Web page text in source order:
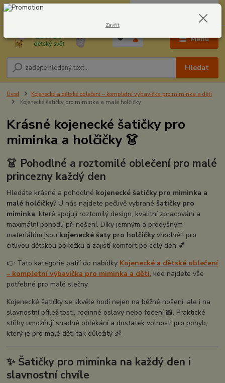
Menu
Hledat
604278943 0,00 Kč
Úvod
Kojenecké a dětské oblečení – kompletní výbavička pro miminka a děti
Kojenecké šatičky pro miminka a malé holčičky
Krásné kojenecké šatičky pro
miminka a holčičky 👗
👗 Pohodlné a roztomilé oblečení pro malé
princezny každý den
Hledáte krásné a pohodlné kojenecké šatičky pro miminka a
malé holčičky? U nás najdete pečlivě vybrané šatičky pro
miminka, které spojují roztomilý design, kvalitní zpracování a
maximální pohodlí při nošení. Díky jemným a prodyšným
materiálům jsou kojenecké šaty pro holčičkyvhodné i pro
citlivou dětskou pokožku a zajistí komfort po celý den 💕
👉 Tato kategorie patří do nabídky Kojenecké a dětské oblečení
– kompletní výbavička pro miminka a děti, kde najdete vše
potřebné pro malé slečny.
Kojenecké šatičky se skvěle hodí nejen na běžné nošení, ale i na
slavnostní příležitosti, rodinné oslavy nebo focení 📸. Praktické
střihy umožňují snadné oblékání a dostatek volnosti pro pohyb,
který je pro malé děti tak důležitý 👶
✨ Šatičky pro miminka na každý den i
slavnostní chvíle
Zavřít